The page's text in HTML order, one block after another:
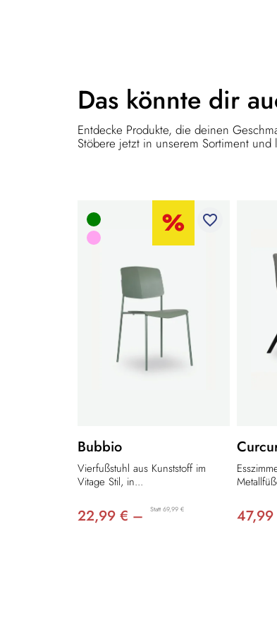
Das könnte dir
Entdecke Produkte, die deinen
Stöbere jetzt in unserem Sortiment und
favorite_border
Bubbio
Vierfußstuhl aus Kunststoff im
Vitage Stil, in...
22,99 € – Statt 69,99 €